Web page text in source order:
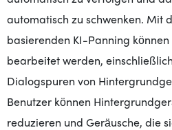
automatisch zu schwenken. Mit
basierenden KI-Panning
bearbeitet werden,
Dialogspuren von
Benutzer können
reduzieren und Geräusche, die